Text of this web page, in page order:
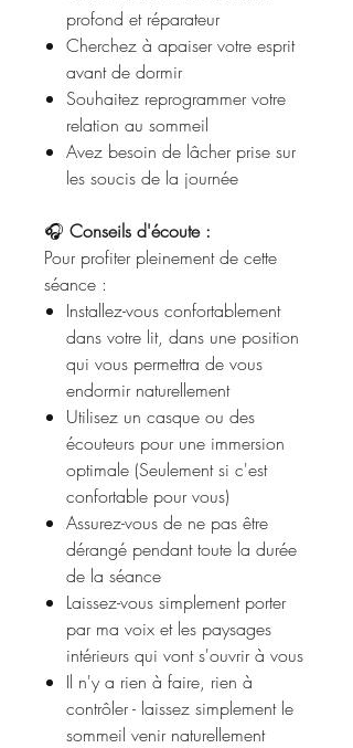
profond et réparateur
Cherchez à apaiser votre esprit
avant de dormir
Souhaitez reprogrammer votre
relation au sommeil
Avez besoin de lâcher prise sur
les soucis de la journée
🎧 Conseils d'écoute :
Pour profiter pleinement de cette
séance :
Installez-vous confortablement
dans votre lit, dans une position
qui vous permettra de vous
endormir naturellement
Utilisez un casque ou des
écouteurs pour une immersion
optimale (Seulement si c'est
confortable pour vous)
Assurez-vous de ne pas être
dérangé pendant toute la durée
de la séance
Laissez-vous simplement porter
par ma voix et les paysages
intérieurs qui vont s'ouvrir à vous
Il n'y a rien à faire, rien à
contrôler - laissez simplement le
sommeil venir naturellement